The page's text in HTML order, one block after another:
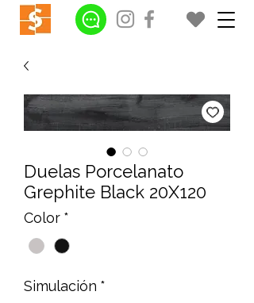
Duelas Porcelanato
Grephite Black 20X120
Color *
Simulación *